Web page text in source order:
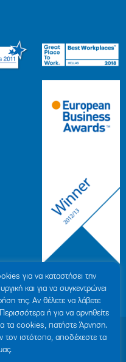
ΓΕΜΗ: 000279901000
Δεδομένων
για να καταστήσει την
και για να συγκεντρώνει
της. Αν θέλετε να λάβετε
ή για να αρνηθείτε
τα cookies, πατήστε Άρνηση.
τον ιστότοπο, αποδέχεστε τα